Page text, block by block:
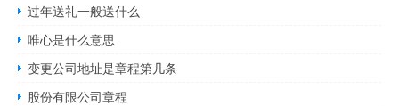
过年送礼一般送什么
唯心是什么意思
变更公司地址是章程第几条
股份有限公司章程